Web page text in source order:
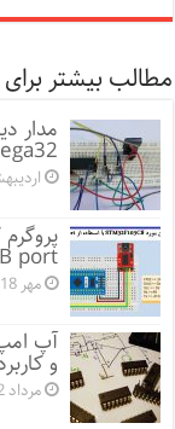
مطالب بیشتر
اردیبهشت
port
مهر 18, 1399
آپ
و
مرداد 12, 1397